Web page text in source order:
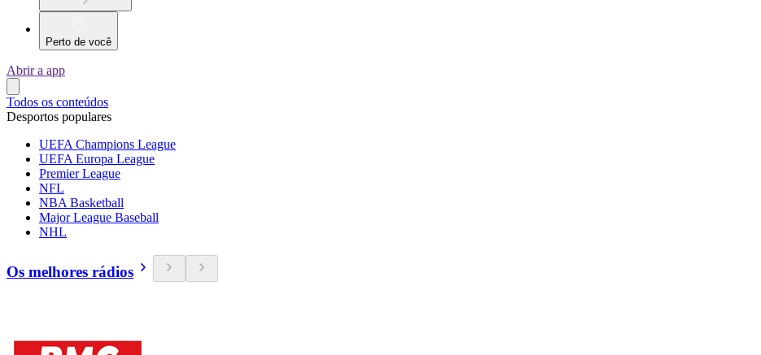
Perto de você
Abrir a app
Todos os conteúdos
Desportos populares
UEFA Champions League
UEFA Europa League
Premier League
NFL
NBA Basketball
Major League Baseball
NHL
Os melhores rádios